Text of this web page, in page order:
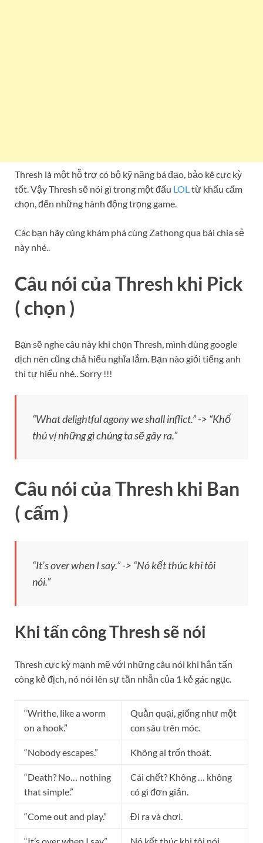
Thresh là một hỗ trợ có bộ kỹ năng bá đạo, bảo kê cực kỳ
tốt. Vậy Thresh sẽ nói gì trong một đấu LOLtừ khấu cấm
chọn, đến những hành động trọng game.
Các bạn hãy cùng khám phá cùng Zathong qua bài chia sẻ
này nhé..
Câu nói của Thresh khi Pick
( chọn )
Bạn sẽ nghe câu này khi chọn Thresh, mình dùng google
dịch nên cũng chả hiểu nghĩa lắm. Bạn nào giỏi tiếng anh
thì tự hiểu nhé.. Sorry !!!
“What delightful agony we shall inflict.” -> “Khổ
thú vị những gì chúng ta sẽ gây ra.”
Câu nói của Thresh khi Ban
( cấm )
“It’s over when I say.” -> “Nó kết thúc khi tôi
nói.”
Khi tấn công Thresh sẽ nói
Thresh cực kỳ mạnh mẽ với những câu nói khi hắn tấn
công kẻ địch, nó nói lên sự tần nhẫn của 1 kẻ gác ngục.
“Writhe, like a worm
on a hook.”
Quằn quại, giống như một
con sâu trên móc.
“Nobody escapes.” Không ai trốn thoát.
“Death? No… nothing
that simple.”
Cái chết? Không … không
có gì đơn giản.
“Come out and play.” Đi ra và chơi.